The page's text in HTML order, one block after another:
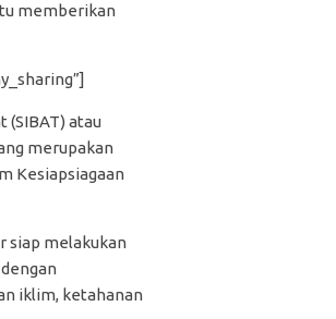
memberikan
(SIBAT) atau
merupakan
Kesiapsiagaan
siap melakukan
iklim, ketahanan